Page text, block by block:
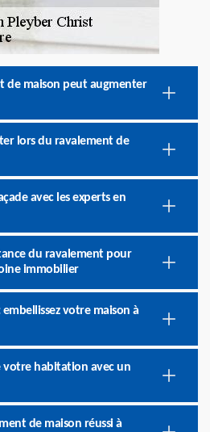
de maison peut augmenter
lors du ravalement de
avec les experts en
du ravalement pour
immobilier
votre maison à
votre habitation avec un
de maison réussi à